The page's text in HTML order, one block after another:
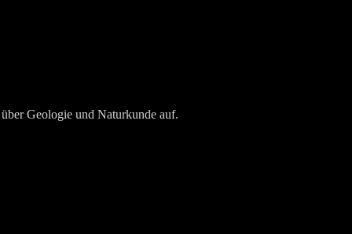
Geologie und Naturkunde auf.